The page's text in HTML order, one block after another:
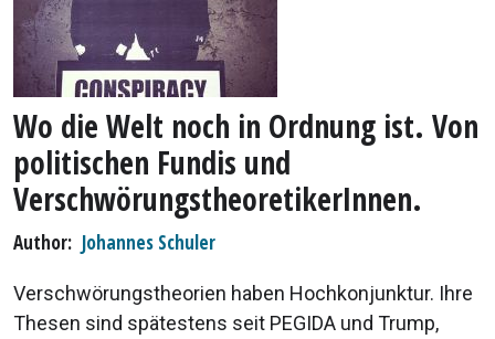
Wo die Welt noch in Ordnung ist. Von
politischen Fundis und
VerschwörungstheoretikerInnen.
Author Johannes Schuler
Verschwörungstheorien haben Hochkonjunktur. Ihre
Thesen sind spätestens seit PEGIDA und Trump,